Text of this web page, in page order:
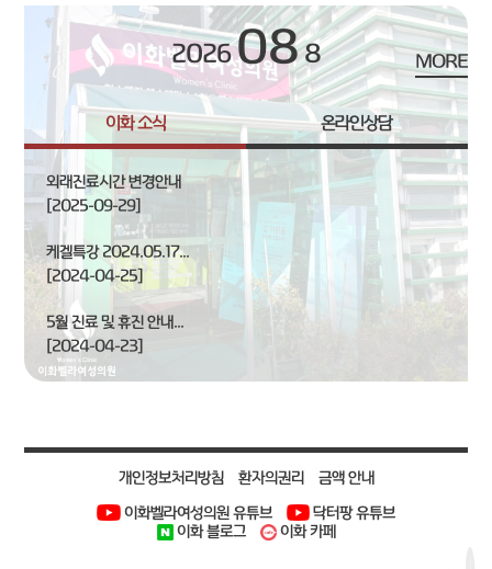
2026 08 8
이화 소식 온라인상담
MORE
외래진료시간 변경안내
[2025-09-29]
케겔특강 2024.05.17...
[2024-04-25]
5월 진료 및 휴진 안내...
[2024-04-23]
개인정보처리방침 환자의권리 금액 안내
이화벨라여성의원 유튜브
닥터팡 유튜브
이화 블로그
이화 카페